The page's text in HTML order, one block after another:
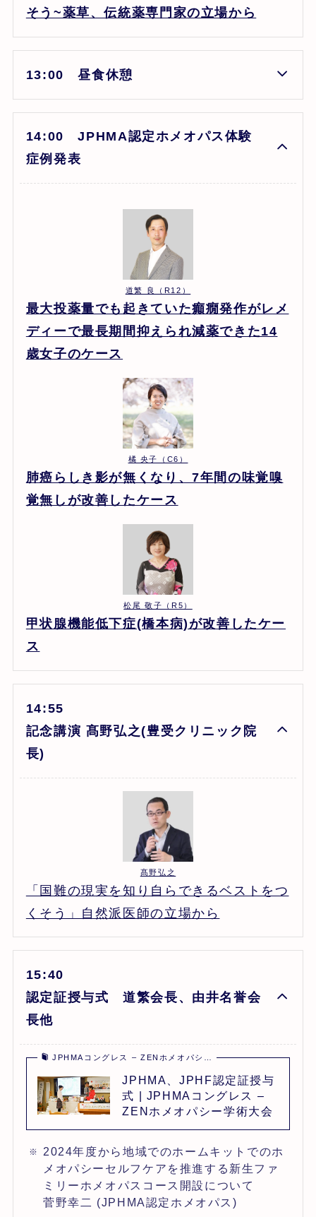
そう~薬草、伝統薬専門家の立場から
13:00 昼食休憩
14:00 JPHMA認定ホメオパス体験
症例発表
道繁 良（R12）
最大投薬量でも起きていた癲癇発作がレメ
ディーで最長期間抑えられ減薬できた14
歳女子のケース
橘 央子（C6）
肺癌らしき影が無くなり、7年間の味覚嗅
覚無しが改善したケース
松尾 敬子（R5）
甲状腺機能低下症(橋本病)が改善したケー
ス
14:55
記念講演 髙野弘之(豊受クリニック院
長)
髙野弘之
「国難の現実を知り自らできるベストをつ
くそう」自然派医師の立場から
15:40
認定証授与式 道繁会長、由井名誉会
長他
JPHMAコングレス – ZENホメオパシ…
JPHMA、JPHF認定証授与
式 | JPHMAコングレス –
ZENホメオパシー学術大会
2024年度から地域でのホームキットでのホ
メオパシーセルフケアを推進する新生ファ
ミリーホメオパスコース開設について
菅野幸二 (JPHMA認定ホメオパス)